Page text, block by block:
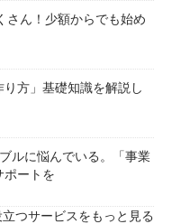
さん！少額からでも始め
方」基礎知識を解説し
ルに悩んでいる。「事業
ポートを
つサービスをもっと見る